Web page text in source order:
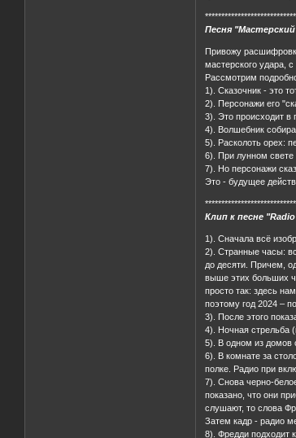
Песня "Мастерский
Привожу
мастерского удара,
Рассмотрим
1). Сказочник - это
2). Персонажи его
3). Это происходит в
4). Волшебник
5). Расколоть орех:
6). При лунном свете
7). Но персонажи
Это - будущее
Клип к песне
1). Сначала всё
2). Странные часы:
до десяти. Причем,
выше этих больших
просто так: здесь
поэтому год 2024 –
3). После этого
4). Ночная стрельба
5). В одном из домов
6). В комнате за
полке. Радио при
7). Снова черно-
показано, что они
слушают, то слова
Затем кадр - радио
8). Фредди подходит